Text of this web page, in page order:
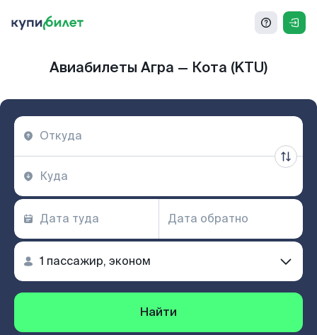
Авиабилеты Агра — Кота (KTU)
Найти